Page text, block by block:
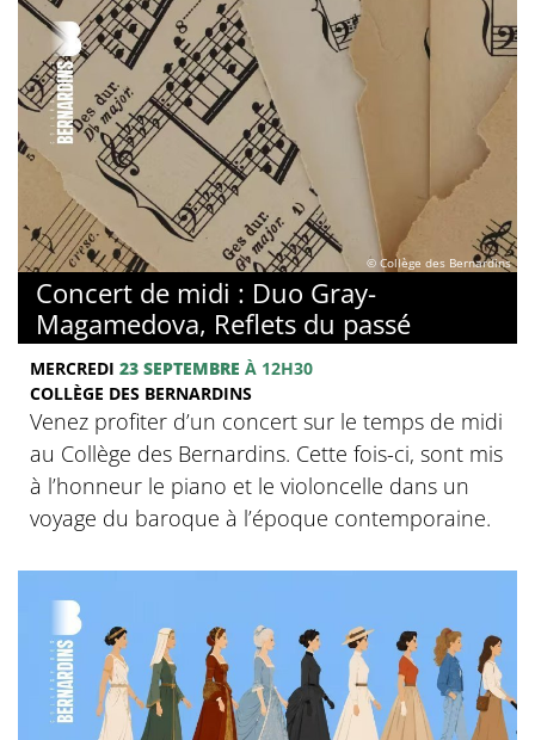
© Collège des Bernardins
Concert de midi : Duo Gray-
Magamedova, Reflets du passé
MERCREDI 23 SEPTEMBRE À 12H30
COLLÈGE DES BERNARDINS
Venez profiter d’un concert sur le temps de midi
au Collège des Bernardins. Cette fois-ci, sont mis
à l’honneur le piano et le violoncelle dans un
voyage du baroque à l’époque contemporaine.